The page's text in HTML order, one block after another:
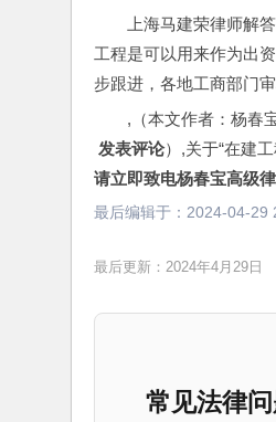
上海马建荣律师解
工程是可以用来作为出
步跟进，各地工商部门
,（本文作者：杨春
发表评论）,关于“在建
请立即致电杨春宝高级
最后编辑于： 2024-04-29
最后更新：2024年4月29日
常见法律